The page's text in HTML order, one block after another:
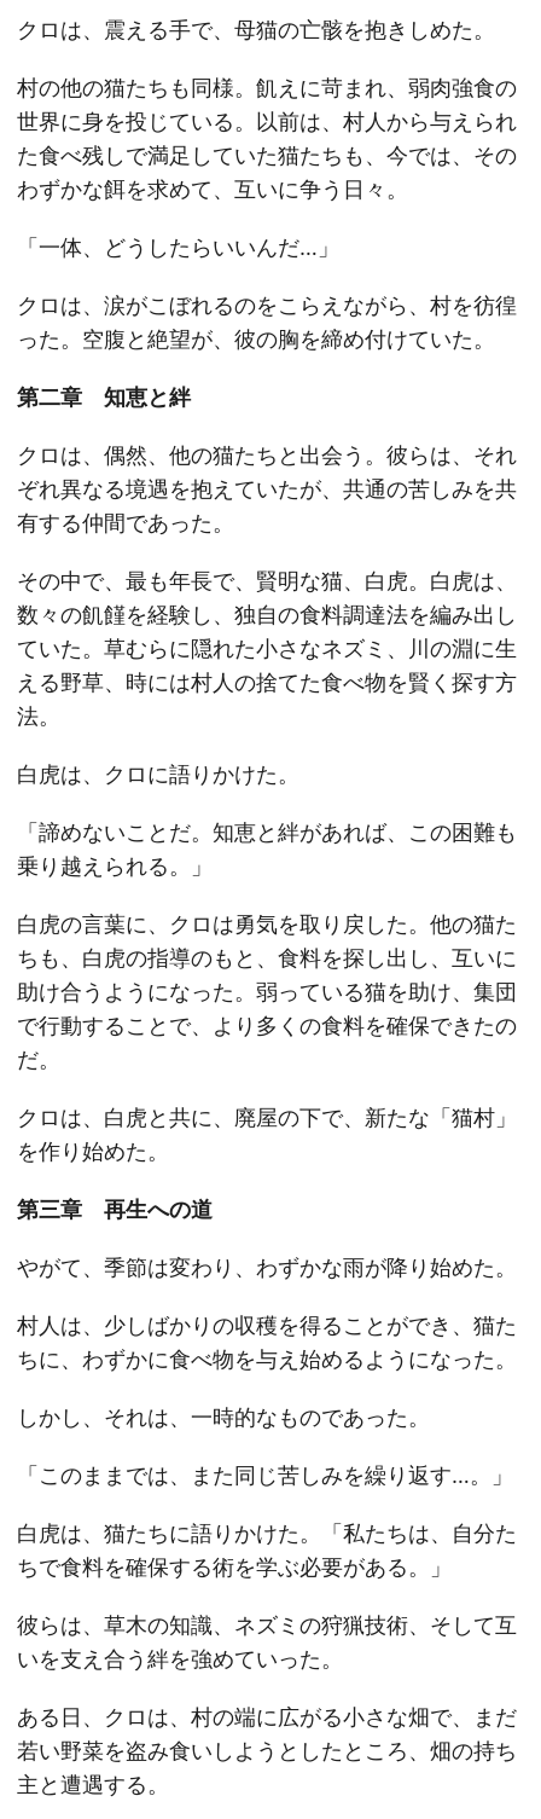
クロは、震える手で、母猫の亡骸を抱きしめた。
村の他の猫たちも同様。飢えに苛まれ、弱肉強食の
世界に身を投じている。以前は、村人から与えられ
た食べ残しで満足していた猫たちも、今では、その
わずかな餌を求めて、互いに争う日々。
「一体、どうしたらいいんだ…」
クロは、涙がこぼれるのをこらえながら、村を彷徨
った。空腹と絶望が、彼の胸を締め付けていた。
第二章 知恵と絆
クロは、偶然、他の猫たちと出会う。彼らは、それ
ぞれ異なる境遇を抱えていたが、共通の苦しみを共
有する仲間であった。
その中で、最も年長で、賢明な猫、白虎。白虎は、
数々の飢饉を経験し、独自の食料調達法を編み出し
ていた。草むらに隠れた小さなネズミ、川の淵に生
える野草、時には村人の捨てた食べ物を賢く探す方
法。
白虎は、クロに語りかけた。
「諦めないことだ。知恵と絆があれば、この困難も
乗り越えられる。」
白虎の言葉に、クロは勇気を取り戻した。他の猫た
ちも、白虎の指導のもと、食料を探し出し、互いに
助け合うようになった。弱っている猫を助け、集団
で行動することで、より多くの食料を確保できたの
だ。
クロは、白虎と共に、廃屋の下で、新たな「猫村」
を作り始めた。
第三章 再生への道
やがて、季節は変わり、わずかな雨が降り始めた。
村人は、少しばかりの収穫を得ることができ、猫た
ちに、わずかに食べ物を与え始めるようになった。
しかし、それは、一時的なものであった。
「このままでは、また同じ苦しみを繰り返す…。」
白虎は、猫たちに語りかけた。「私たちは、自分た
ちで食料を確保する術を学ぶ必要がある。」
彼らは、草木の知識、ネズミの狩猟技術、そして互
いを支え合う絆を強めていった。
ある日、クロは、村の端に広がる小さな畑で、まだ
若い野菜を盗み食いしようとしたところ、畑の持ち
主と遭遇する。